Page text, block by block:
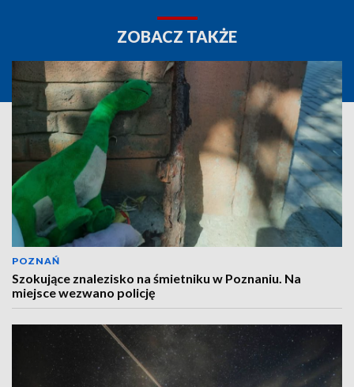
ZOBACZ TAKŻE
POZNAŃ
Szokujące znalezisko na śmietniku w Poznaniu. Na
miejsce wezwano policję